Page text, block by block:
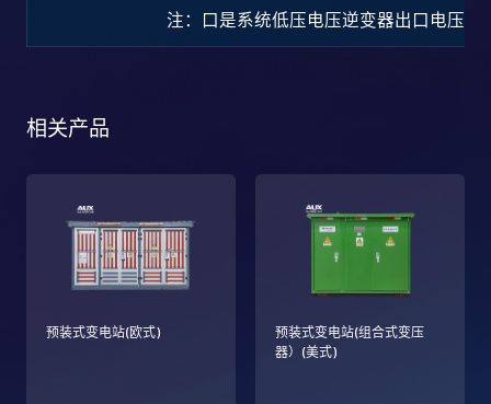
注：口是系统低压电压逆变器出口电压
相关产品
预装式变电站(欧式)
预装式变电站(组合式变压
器）(美式)